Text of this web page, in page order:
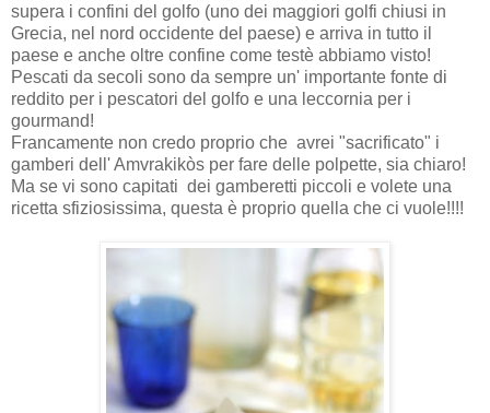
supera i confini del golfo (uno dei maggiori golfi chiusi in
Grecia, nel nord occidente del paese) e arriva in tutto il
paese e anche oltre confine come testè abbiamo visto!
Pescati da secoli sono da sempre un' importante fonte di
reddito per i pescatori del golfo e una leccornia per i
gourmand!
Francamente non credo proprio che avrei "sacrificato" i
gamberi dell' Amvrakikòs per fare delle polpette, sia chiaro!
Ma se vi sono capitati dei gamberetti piccoli e volete una
ricetta sfiziosissima, questa è proprio quella che ci vuole!!!!